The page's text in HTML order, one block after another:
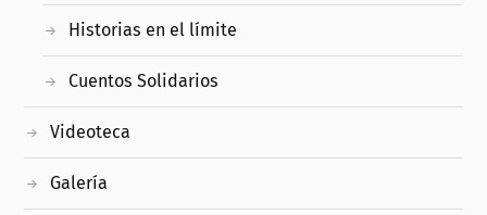
Historias en el límite
Cuentos Solidarios
Videoteca
Galería